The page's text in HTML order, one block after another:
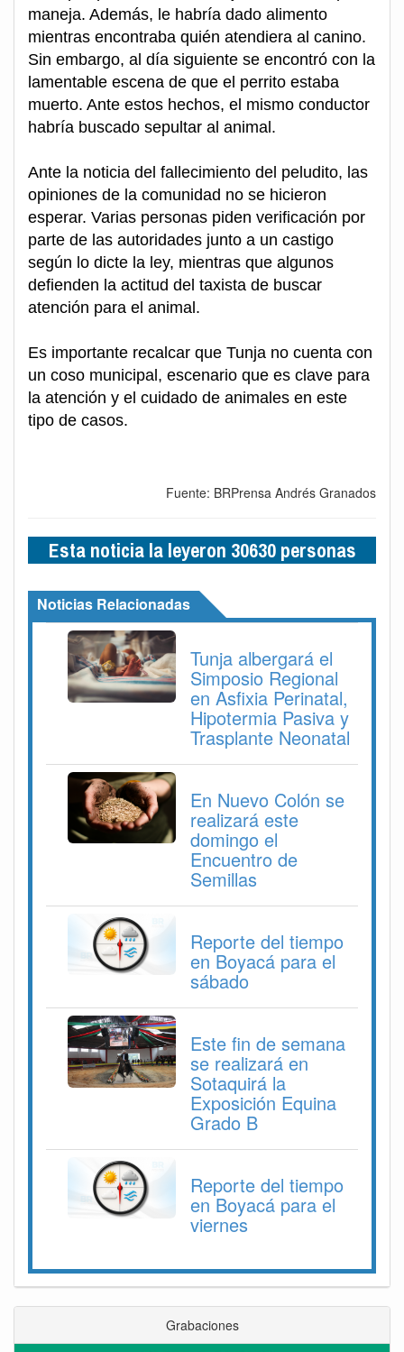
maneja. Además, le habría dado alimento
mientras encontraba quién atendiera al canino.
Sin embargo, al día siguiente se encontró con la
lamentable escena de que el perrito estaba
muerto. Ante estos hechos, el mismo conductor
habría buscado sepultar al animal.
Ante la noticia del fallecimiento del peludito, las
opiniones de la comunidad no se hicieron
esperar. Varias personas piden verificación por
parte de las autoridades junto a un castigo
según lo dicte la ley, mientras que algunos
defienden la actitud del taxista de buscar
atención para el animal.
Es importante recalcar que Tunja no cuenta con
un coso municipal, escenario que es clave para
la atención y el cuidado de animales en este
tipo de casos.
Fuente: BRPrensa Andrés Granados
Esta noticia la leyeron 30630 personas
Noticias Relacionadas
Tunja albergará el
Simposio Regional
en Asfixia Perinatal,
Hipotermia Pasiva y
Trasplante Neonatal
En Nuevo Colón se
realizará este
domingo el
Encuentro de
Semillas
Reporte del tiempo
en Boyacá para el
sábado
Este fin de semana
se realizará en
Sotaquirá la
Exposición Equina
Grado B
Reporte del tiempo
en Boyacá para el
viernes
Grabaciones